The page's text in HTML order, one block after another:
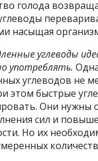
голода
насыщая
углеводы
употреблять.
углеводов не
этом быстрые
Они нужны
сил и
Но их